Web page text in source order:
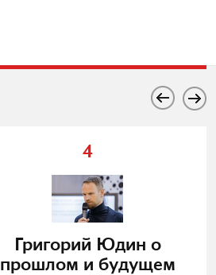
4
Григорий Юдин о
прошлом и будущем